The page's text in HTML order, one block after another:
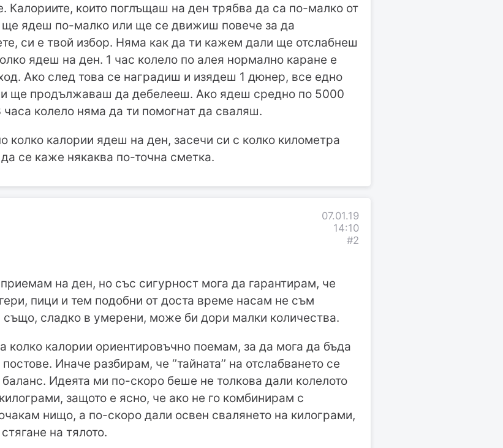
Калориите, които поглъщаш на ден трябва да са по-малко от
ще ядеш по-малко или ще се движиш повече за да
си е твой избор. Няма как да ти кажем дали ще отслабнеш
ядеш на ден. 1 час колело по алея нормално каране е
Ако след това се наградиш и изядеш 1 дюнер, все едно
ще продължаваш да дебелееш. Ако ядеш средно по 5000
колело няма да ти помогнат да сваляш.
колко калории ядеш на ден, засечи си с колко километра
се каже някаква по-точна сметка.
07.01.19
14:10
#2
на ден, но със сигурност мога да гарантирам, че
пици и тем подобни от доста време насам не съм
също, сладко в умерени, може би дори малки количества.
колко калории ориентировъчно поемам, за да мога да бъда
Иначе разбирам, че ‘’тайната’’ на отслабването се
Идеята ми по-скоро беше не толкова дали колелото
защото е ясно, че ако не го комбинирам с
нищо, а по-скоро дали освен свалянето на килограми,
на тялото.